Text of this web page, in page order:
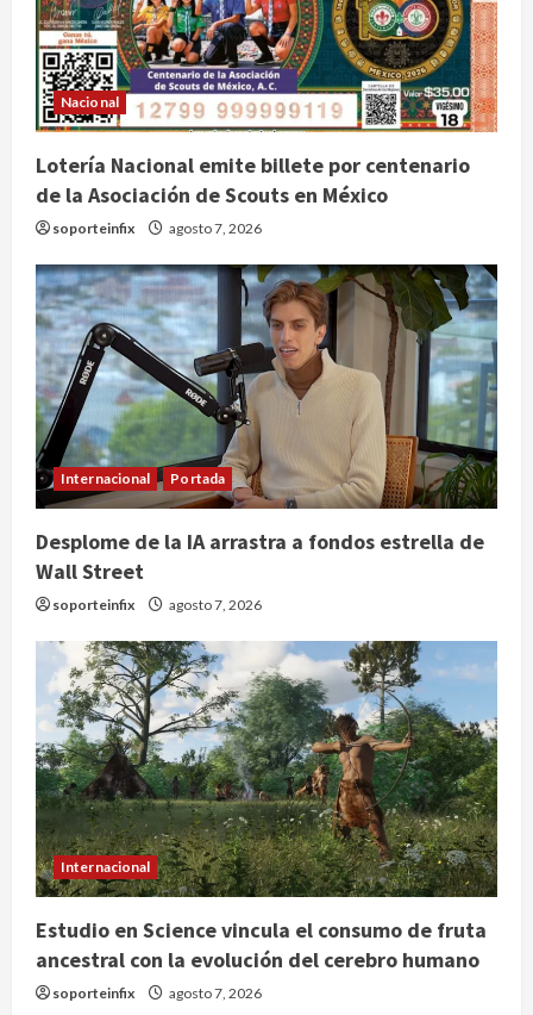
Nacional
Lotería Nacional emite billete por centenario
de la Asociación de Scouts en México
soporteinfix agosto 7, 2026
Internacional Portada
Desplome de la IA arrastra a fondos estrella de
Wall Street
soporteinfix agosto 7, 2026
Internacional
Estudio en Science vincula el consumo de fruta
ancestral con la evolución del cerebro humano
soporteinfix agosto 7, 2026